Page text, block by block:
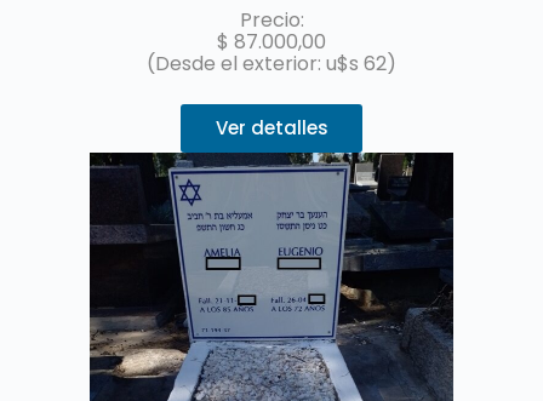
sepultura). Se enviará una foto una vez finalizado el trabajo. Hasta 3
cuotas sin interés con MercadoPago.
Precio:
$ 87.000,00
(Desde el exterior: u$s 62)
Ver detalles